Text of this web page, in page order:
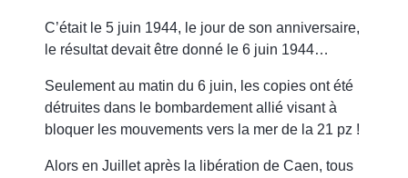
C’était le 5 juin 1944, le jour de son anniversaire,
le résultat devait être donné le 6 juin 1944…
Seulement au matin du 6 juin, les copies ont été
détruites dans le bombardement allié visant à
bloquer les mouvements vers la mer de la 21 pz !
Alors en Juillet après la libération de Caen, tous